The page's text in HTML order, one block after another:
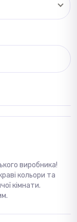
виробника!
кольори та
кімнати.